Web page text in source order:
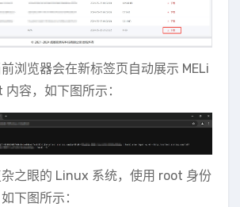
浏览器会在新标签页自动展示 MELi
容，如下图所示：
之眼的 Linux 系统，使用 root 身份
下图所示：